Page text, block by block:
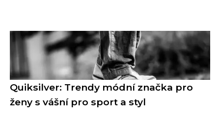
Quiksilver: Trendy módní značka pro
ženy s vášní pro sport a styl